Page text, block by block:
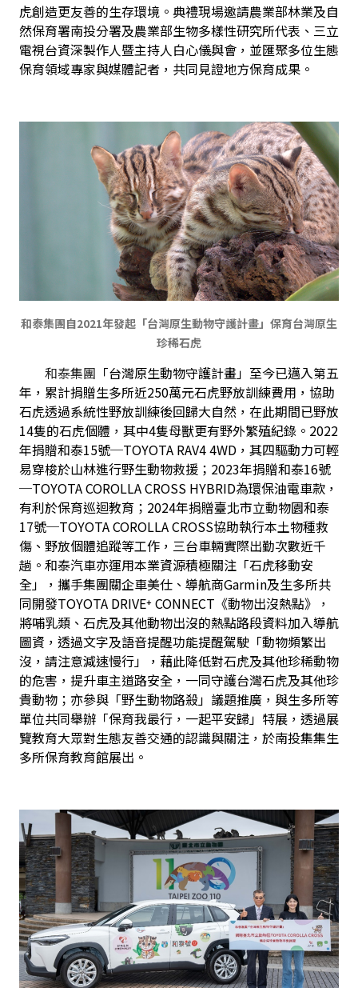
虎創造更友善的生存環境。典禮現場邀請農業部林業及自
然保育署南投分署及農業部生物多樣性研究所代表、三立
電視台資深製作人暨主持人白心儀與會，並匯聚多位生態
保育領域專家與媒體記者，共同見證地方保育成果。
和泰集團自2021年發起「台灣原生動物守護計畫」保育台灣原生
珍稀石虎
和泰集團 「台灣原生動物守護計畫」至今已邁入第五
年，累計捐贈生多所近250萬元石虎野放訓練費用，協助
石虎透過系統性野放訓練後回歸大自然，在此期間已野放
14隻的石虎個體，其中4隻母獸更有野外繁殖紀錄。2022
年捐贈和泰15號─TOYOTA RAV4 4WD，其四驅動力可輕
易穿梭於山林進行野生動物救援；2023年捐贈和泰16號
─TOYOTA COROLLA CROSS HYBRID為環保油電車款，
有利於保育巡迴教育；2024年捐贈臺北市立動物園和泰
17號─TOYOTA COROLLA CROSS協助執行本土物種救
傷、野放個體追蹤等工作，三台車輛實際出勤次數近千
趟。和泰汽車亦運用本業資源積極關注「石虎移動安
全」，攜手集團關企車美仕、導航商Garmin及生多所共
同開發TOYOTA DRIVE⁺ CONNECT《動物出沒熱點》，
將哺乳類、石虎及其他動物出沒的熱點路段資料加入導航
圖資，透過文字及語音提醒功能提醒駕駛「動物頻繁出
沒，請注意減速慢行」，藉此降低對石虎及其他珍稀動物
的危害，提升車主道路安全，一同守護台灣石虎及其他珍
貴動物；亦參與「野生動物路殺」議題推廣，與生多所等
單位共同舉辦「保育我最行，一起平安歸」特展，透過展
覽教育大眾對生態友善交通的認識與關注，於南投集集生
多所保育教育館展出。